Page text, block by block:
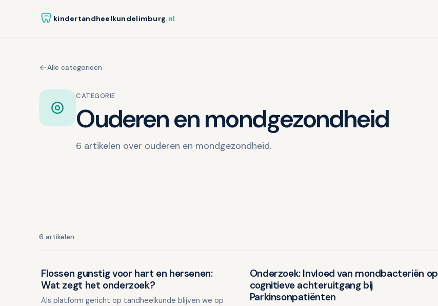
kindertandheelkundelimburg.nl
Alle categorieën
CATEGORIE
Ouderen en mondgezondheid
6 artikelen over ouderen en mondgezondheid.
6 artikelen
Ouderen en mondgezondheid
Flossen gunstig voor hart en hersenen:
Wat zegt het onderzoek?
Als platform gericht op tandheelkunde blijven we op
Ouderen en mondgezondheid
Onderzoek: Invloed van mondbacteriën op
cognitieve achteruitgang bij
Parkinsonpatiënten